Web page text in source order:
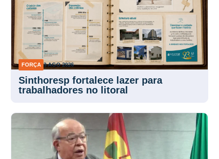
FORÇA 3 AGO 2026
Sinthoresp fortalece lazer para
trabalhadores no litoral